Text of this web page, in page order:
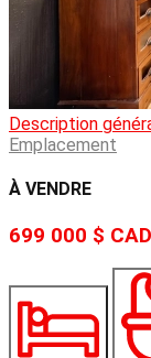
Description
Emplacement
À VENDRE
699 000 $ CAD